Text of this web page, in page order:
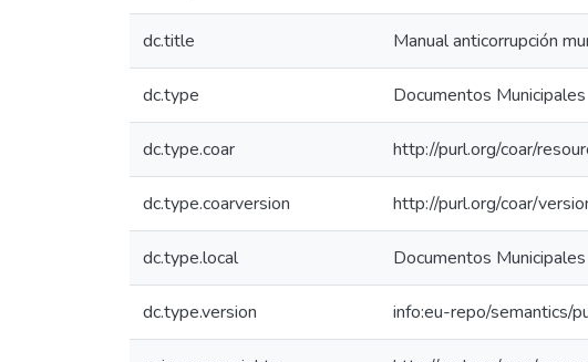
dc.title Manual anticorrupción
dc.type Documentos Municipales
dc.type.coar http://purl.org/coar/
dc.type.coarversion http://purl.org/coar/
dc.type.local Documentos Municipales
dc.type.version info:eu-repo/semantics/